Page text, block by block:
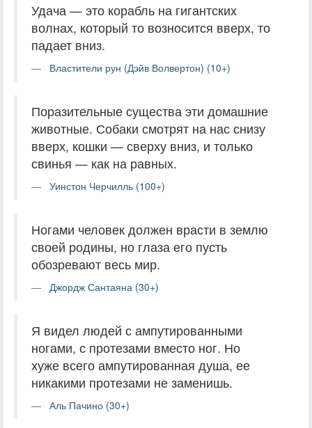
Удача — это корабль на гигантских
волнах, который то возносится вверх, то
падает вниз.
Властители рун (Дэйв Волвертон) (10+)
Поразительные существа эти домашние
животные. Собаки смотрят на нас снизу
вверх, кошки — сверху вниз, и только
свинья — как на равных.
Уинстон Черчилль (100+)
Ногами человек должен врасти в землю
своей родины, но глаза его пусть
обозревают весь мир.
Джордж Сантаяна (30+)
Я видел людей с ампутированными
ногами, с протезами вместо ног. Но
хуже всего ампутированная душа, ее
никакими протезами не заменишь.
Аль Пачино (30+)